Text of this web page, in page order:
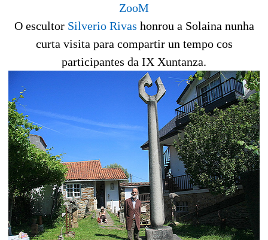
ZooM
O escultor Silverio Rivas honrou a Solaina nunha
curta visita para compartir un tempo cos
participantes da IX Xuntanza.